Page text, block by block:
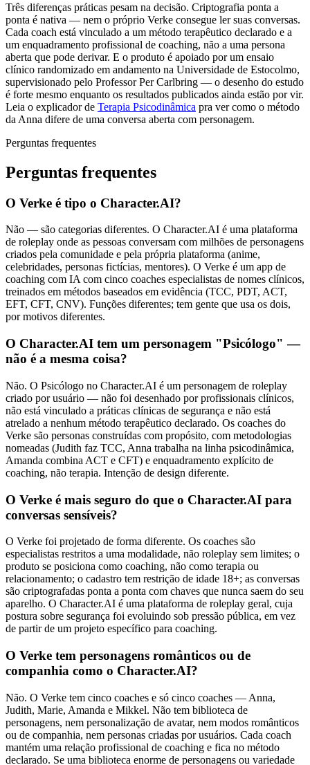
Três diferenças práticas pesam na decisão. Criptografia ponta a
ponta é nativa — nem o próprio Verke consegue ler suas conversas.
Cada coach está vinculado a um método terapêutico declarado e a
um enquadramento profissional de coaching, não a uma persona
aberta que pode derivar. E o produto é apoiado por um ensaio
clínico randomizado em andamento na Universidade de Estocolmo,
supervisionado pelo Professor Per Carlbring — o desenho do estudo
é forte mesmo enquanto os resultados publicados ainda estão por vir.
Leia o explicador de Terapia Psicodinâmica pra ver como o método
da Anna difere de uma conversa aberta com personagem.
Perguntas frequentes
Perguntas frequentes
O Verke é tipo o Character.AI?
Não — são categorias diferentes. O Character.AI é uma plataforma
de roleplay onde as pessoas conversam com milhões de personagens
criados pela comunidade e pela própria plataforma (anime,
celebridades, personas fictícias, mentores). O Verke é um app de
coaching com IA com cinco coaches especialistas de nomes clínicos,
treinados em métodos baseados em evidência (TCC, PDT, ACT,
EFT, CFT, CNV). Funções diferentes; tem gente que usa os dois,
por motivos diferentes.
O Character.AI tem um personagem "Psicólogo" —
não é a mesma coisa?
Não. O Psicólogo no Character.AI é um personagem de roleplay
criado por usuário — não foi desenhado por profissionais clínicos,
não está vinculado a práticas clínicas de segurança e não está
atrelado a nenhum método terapêutico declarado. Os coaches do
Verke são personas construídas com propósito, com metodologias
nomeadas (Judith faz TCC, Anna trabalha na linha psicodinâmica,
Amanda combina ACT e CFT) e enquadramento explícito de
coaching, não terapia. Intenção de design diferente.
O Verke é mais seguro do que o Character.AI para
conversas sensíveis?
O Verke foi projetado de forma diferente. Os coaches são
especialistas restritos a uma modalidade, não roleplay sem limites; o
produto se posiciona como coaching, não como terapia ou
relacionamento; o cadastro tem restrição de idade 18+; as conversas
são criptografadas ponta a ponta com chaves que nunca saem do seu
aparelho. O Character.AI é uma plataforma de roleplay geral, cuja
postura sobre segurança foi evoluindo sob pressão pública, em vez
de partir de um projeto específico para coaching.
O Verke tem personagens românticos ou de
companhia como o Character.AI?
Não. O Verke tem cinco coaches e só cinco coaches — Anna,
Judith, Marie, Amanda e Mikkel. Não tem biblioteca de
personagens, nem personalização de avatar, nem modos românticos
ou de companhia, nem personas criadas por usuários. Cada coach
mantém uma relação profissional de coaching e fica no método
declarado. Se uma biblioteca enorme de personagens ou variedade